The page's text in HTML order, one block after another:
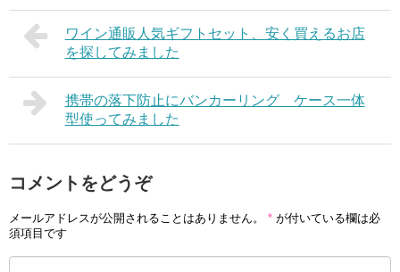
ワイン通販人気ギフトセット、安く買えるお店
を探してみました
携帯の落下防止にバンカーリング ケース一体
型使ってみました
コメントをどうぞ
メールアドレスが公開されることはありません。 * が付いている欄は必
須項目です